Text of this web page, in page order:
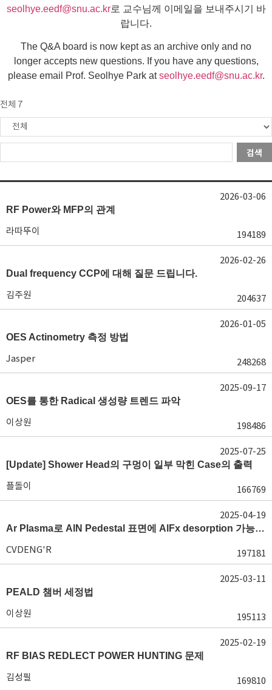
seolhye.eedf@snu.ac.kr로 교수님께 이메일을 보내주시기 바
랍니다.
The Q&A board is now kept as an archive only and no
longer accepts new questions. If you have any questions,
please email Prof. Seolhye Park atseolhye.eedf@snu.ac.kr.
전체 7
검색
RF Power와 MFP의 관계
라따뚜이 194189
2026-03-06
Dual frequency CCP에 대해 질문 드립니다.
김주원 204637
2026-02-26
OES Actinometry 측정 방법
Jasper 248268
2026-01-05
OES를 통한 Radical 생성량 트렌드 파악
이상원 198486
2025-09-17
[Update] Shower Head의 구멍이 일부 막힌 Case의 출력
플돌이 166769
2025-07-25
Ar Plasma로 AlN Pedestal 표면에 AlFx desorption 가능 여부가 궁금합니다.
CVDENG'R 197181
2025-04-19
PEALD 챔버 세정법
이상원 195113
2025-03-11
RF BIAS REDLECT POWER HUNTING 문제
김성필 169810
2025-02-19